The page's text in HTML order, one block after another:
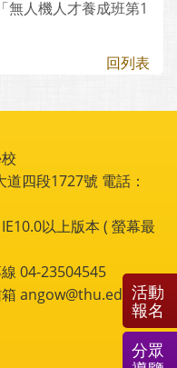
無人機人才養成班第1
回列表
四段1727號 電話：
以上版本 ( 螢幕最
04-23504545
angow@thu.edu.tw
活動
報名
分眾